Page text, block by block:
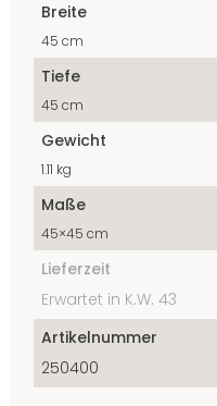
Breite
45 cm
Tiefe
45 cm
Gewicht
1.11 kg
Maße
45×45 cm
Lieferzeit
Erwartet in K.W. 43
Artikelnummer
250400